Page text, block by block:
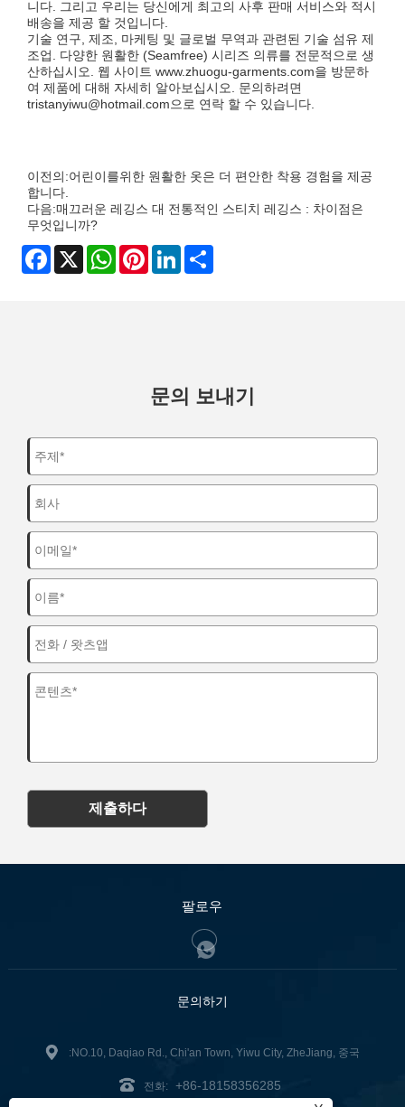
니다. 그리고 우리는 당신에게 최고의 사후 판매 서비스와 적시
배송을 제공 할 것입니다.
기술 연구, 제조, 마케팅 및 글로벌 무역과 관련된 기술 섬유 제
조업. 다양한 원활한 (Seamfree) 시리즈 의류를 전문적으로 생
산하십시오. 웹 사이트 www.zhuogu-garments.com을 방문하
여 제품에 대해 자세히 알아보십시오. 문의하려면
tristanyiwu@hotmail.com으로 연락 할 수 있습니다.
이전의:어린이를위한 원활한 옷은 더 편안한 착용 경험을 제공
합니다.
다음:매끄러운 레깅스 대 전통적인 스티치 레깅스 : 차이점은
무엇입니까?
Facebook
X WhatsAppPinterestLinkedIn
문의 보내기
제출하다
팔로우
문의하기
:NO.10, Daqiao Rd., Chi'an Town, Yiwu City, ZheJiang, 중국
전화: +86-18158356285